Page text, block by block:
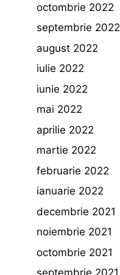
octombrie 2022
septembrie 2022
august 2022
iulie 2022
iunie 2022
mai 2022
aprilie 2022
martie 2022
februarie 2022
ianuarie 2022
decembrie 2021
noiembrie 2021
octombrie 2021
septembrie 2021